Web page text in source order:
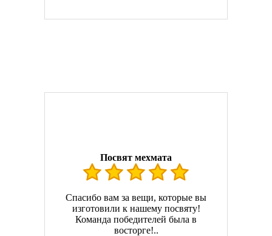
Посвят мехмата
Спасибо вам за вещи, которые вы
изготовили к нашему посвяту!
Команда победителей была в
восторге!..